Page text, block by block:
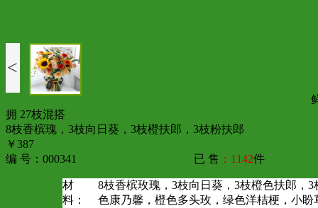
<
拥 27枝混搭
8枝香槟瑰，3枝向日葵，3枝橙扶郎，3枝粉扶郎
￥387
编 号：000341
已 售 ：1142件
材
料：
8枝香槟玫瑰，3枝向日葵，3枝橙色扶郎，3
色康乃馨，橙色多头玫，绿色洋桔梗，小盼